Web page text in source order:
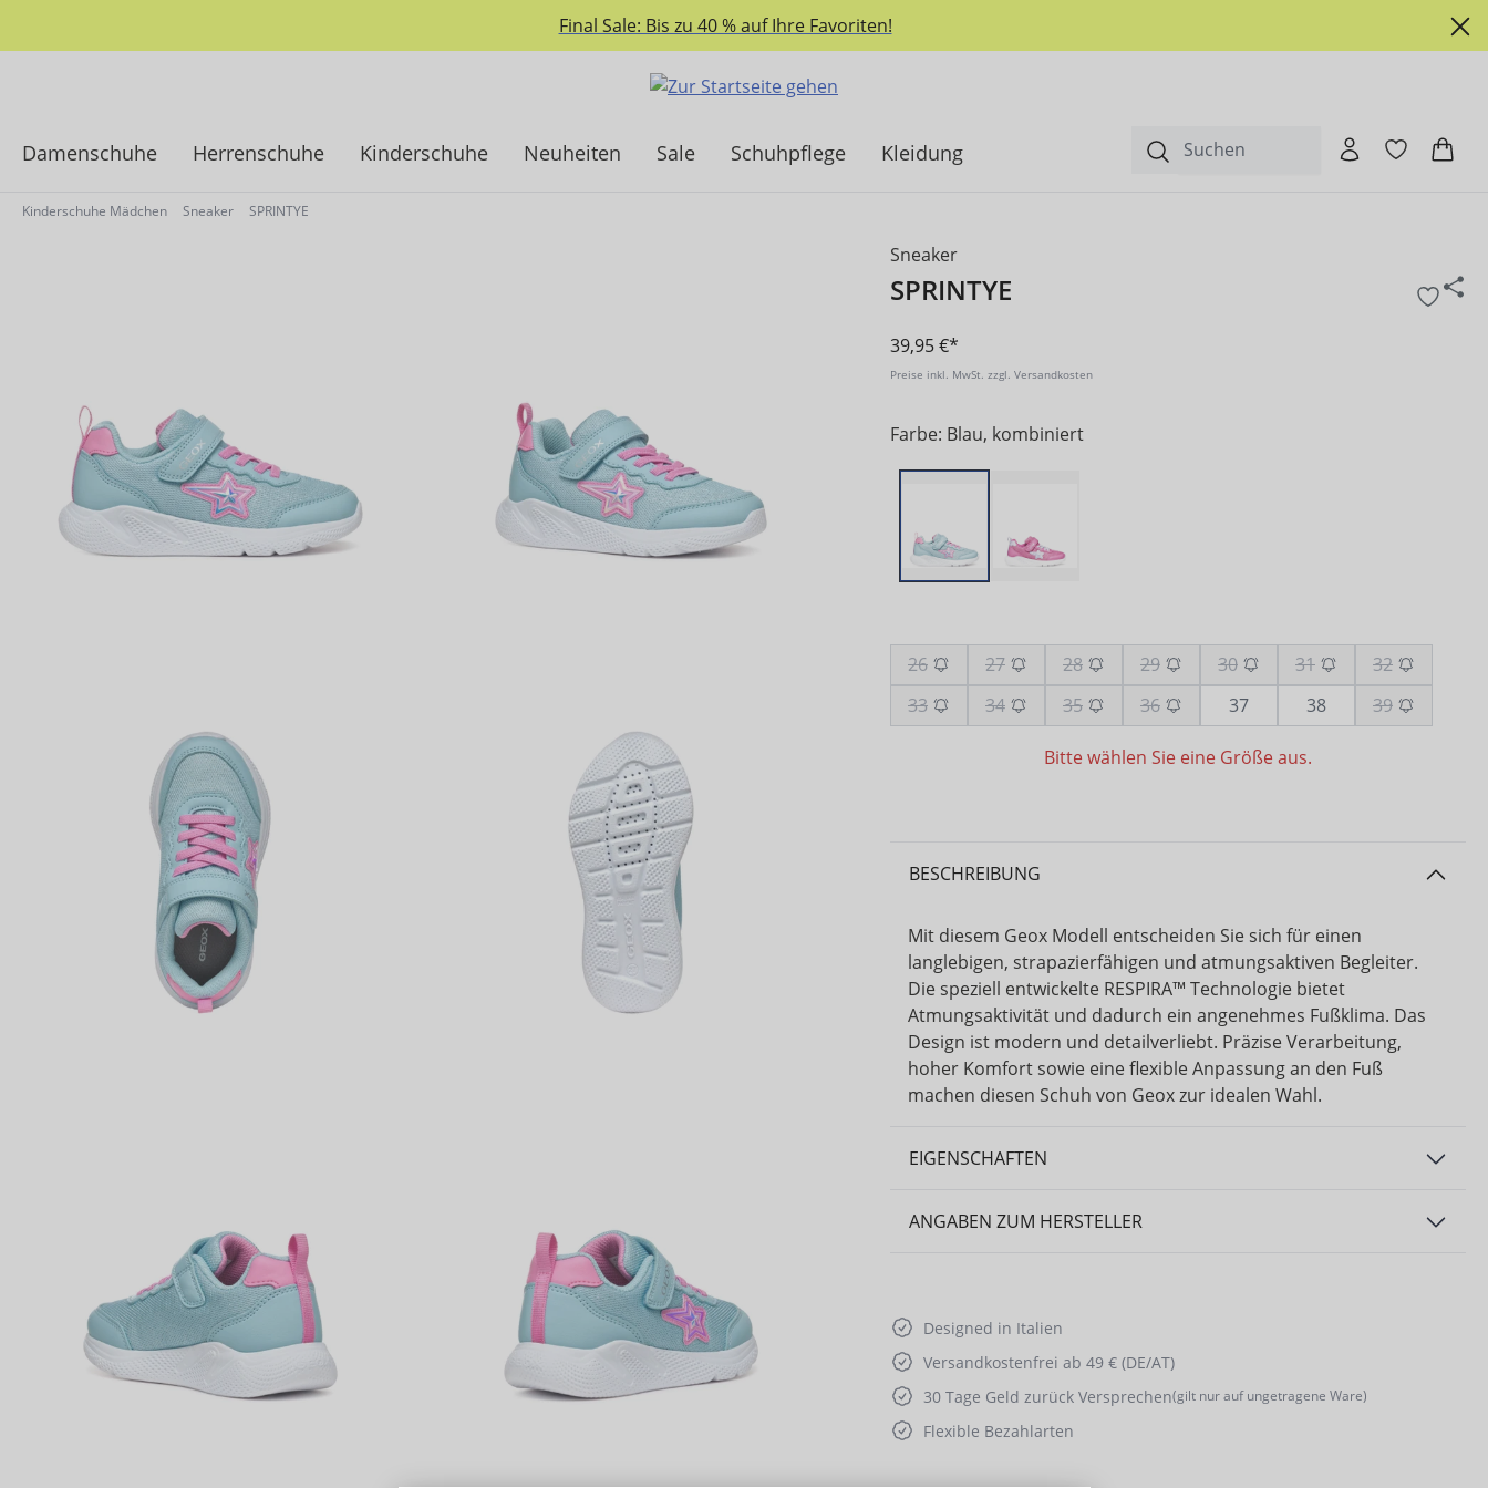
Final Sale: Bis zu 40 % auf Ihre Favoriten!
Damenschuhe Herrenschuhe Kinderschuhe Neuheiten Sale Schuhpflege Kleidung
Kinderschuhe Mädchen Sneaker SPRINTYE
Sneaker
SPRINTYE
39,95 €*
Preise inkl. MwSt. zzgl. Versandkosten
Farbe: Blau, kombiniert
26 27 28 29 30 31
32
33
34 35 36 37 38 39
Bitte wählen Sie eine Größe aus.
BESCHREIBUNG
Mit diesem Geox Modell entscheiden Sie sich für einen
langlebigen, strapazierfähigen und atmungsaktiven Begleiter.
Die speziell entwickelte RESPIRA™ Technologie bietet
Atmungsaktivität und dadurch ein angenehmes Fußklima. Das
Design ist modern und detailverliebt. Präzise Verarbeitung,
hoher Komfort sowie eine flexible Anpassung an den Fuß
machen diesen Schuh von Geox zur idealen Wahl.
EIGENSCHAFTEN
ANGABEN ZUM HERSTELLER
Designed in Italien
Versandkostenfrei ab 49 € (DE/AT)
30 Tage Geld zurück Versprechen(gilt nur auf ungetragene Ware)
Flexible Bezahlarten